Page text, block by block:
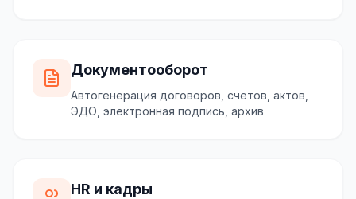
Документооборот
Автогенерация договоров, счетов, актов,
ЭДО, электронная подпись, архив
HR и кадры